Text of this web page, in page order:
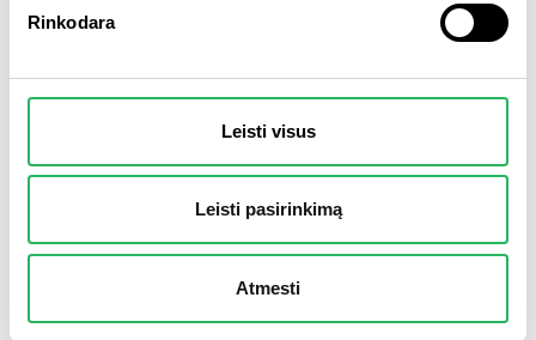
Rinkodara
Leisti visus
Leisti pasirinkimą
Atmesti
2025 m. lapkričio 24 d.
Informacija Verkių apylinkių
atliekų konteinerių i...
SKAITYTI PLAČIAU